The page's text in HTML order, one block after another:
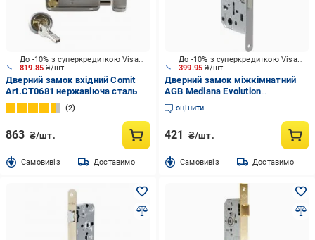
819.85₴/шт.
До -10% з суперкредиткою Visa Вигода
Дверний замок вхідний Comit
Art.CT0681 нержавіюча сталь
2
863 ₴/шт.
Cамовивіз Доставимо
399.95₴/шт.
До -10% з суперкредиткою Visa Вигода
Дверний замок міжкімнатний
AGB Mediana Evolution
B011025041 матовий хром
оцінити
421 ₴/шт.
Cамовивіз Доставимо